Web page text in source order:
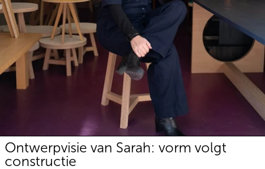
Ontwerpvisie van Sarah: vorm volgt
constructie